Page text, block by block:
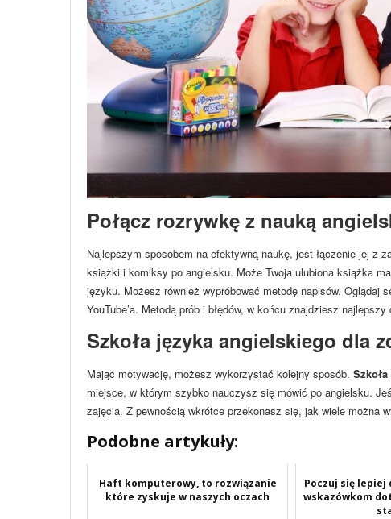
Połącz rozrywkę z nauką
Najlepszym sposobem na efektywną naukę, jest łączenie jej z
książki i komiksy po angielsku. Może Twoja ulubiona książka
języku. Możesz również wypróbować metodę napisów. Oglądaj
YouTube’a. Metodą prób i błędów, w końcu znajdziesz
Szkoła języka angielskiego dla
Mając motywację, możesz wykorzystać kolejny sposób.
miejsce, w którym szybko nauczysz się mówić po angielsku.
zajęcia. Z pewnością wkrótce przekonasz się, jak wiele można
Podobne artykuły:
Haft komputerowy, to rozwiązanie
które zyskuje w naszych oczach
Poczuj się
wskazówkom